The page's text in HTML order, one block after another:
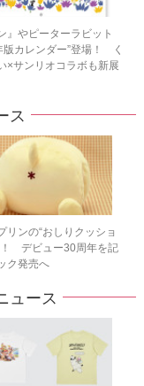
』やピーターラビット
版カレンダー”登場！ く
×サンリオコラボも新展
ス
リンの“おしりクッショ
！ デビュー30周年を記
ク発売へ
ュース